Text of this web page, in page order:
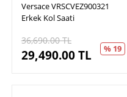
Versace VRSCVEZ900321
Erkek Kol Saati
36,690.00TL
29,490.00TL % 19